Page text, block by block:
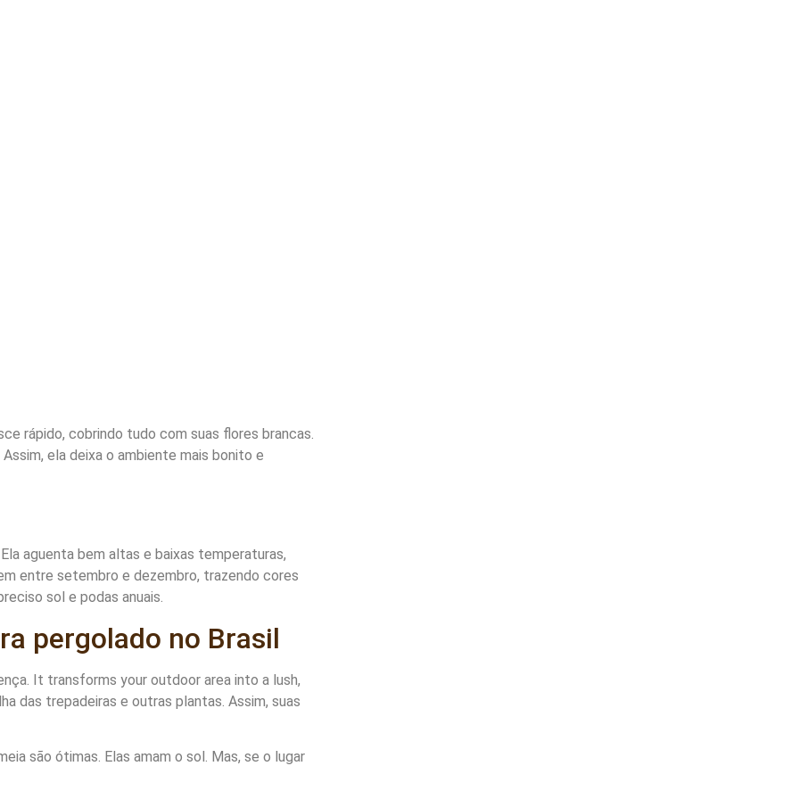
rápido, cobrindo tudo com suas flores brancas.
ela deixa o ambiente mais bonito e
aguenta bem altas e baixas temperaturas,
entre setembro e dezembro, trazendo cores
sol e podas anuais.
pergolado no Brasil
It transforms your outdoor area into a lush,
das trepadeiras e outras plantas. Assim, suas
são ótimas. Elas amam o sol. Mas, se o lugar